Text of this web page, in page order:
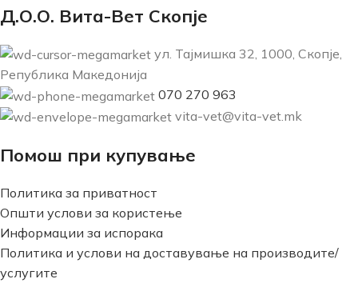
Д.О.О. Вита-Вет Скопје
ул. Тајмишка 32, 1000, Скопје,
Република Македонија
070 270 963
vita-vet@vita-vet.mk
Помош при купување
Политика за приватност
Општи услови за користење
Информации за испорака
Политика и услови на доставување на производите/
услугите